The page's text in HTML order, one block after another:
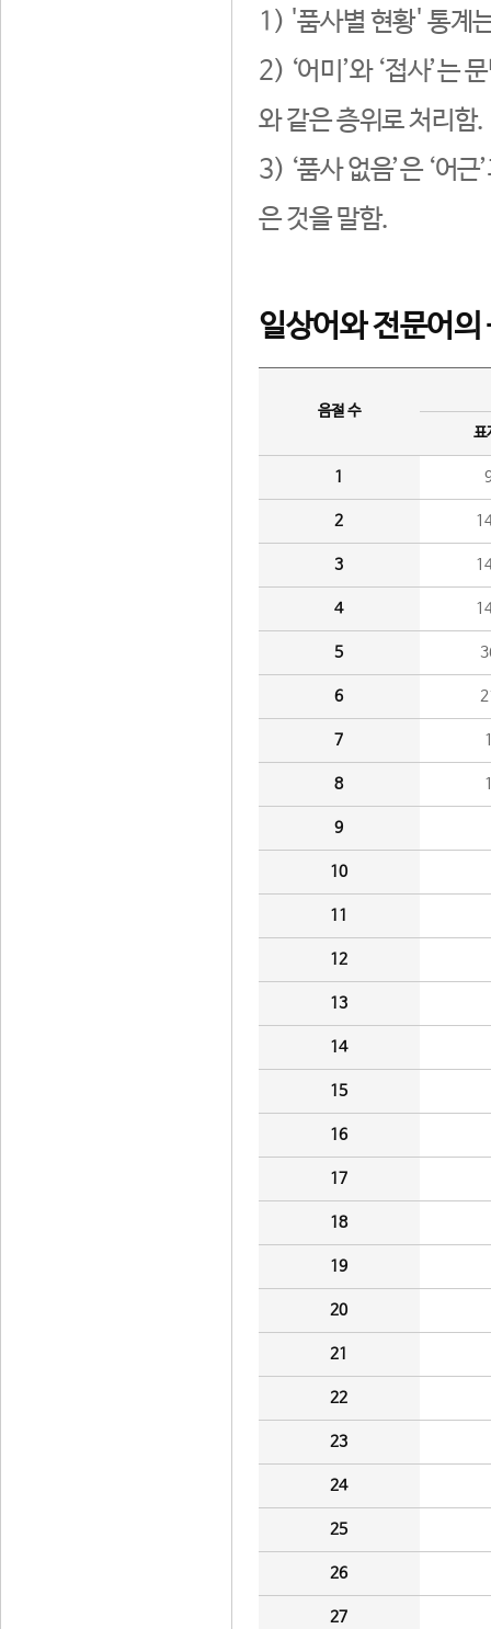
1) '품사별 현황' 통계
2) ‘어미’와 ‘접사’는
와 같은 층위로 처리함.
3) ‘품사 없음’은 ‘어
은 것을 말함.
일상어와 전문어의
음절 수
표
1
2
3
4
5
6
7
8
9
10
11
12
13
14
15
16
17
18
19
20
21
22
23
24
25
26
27